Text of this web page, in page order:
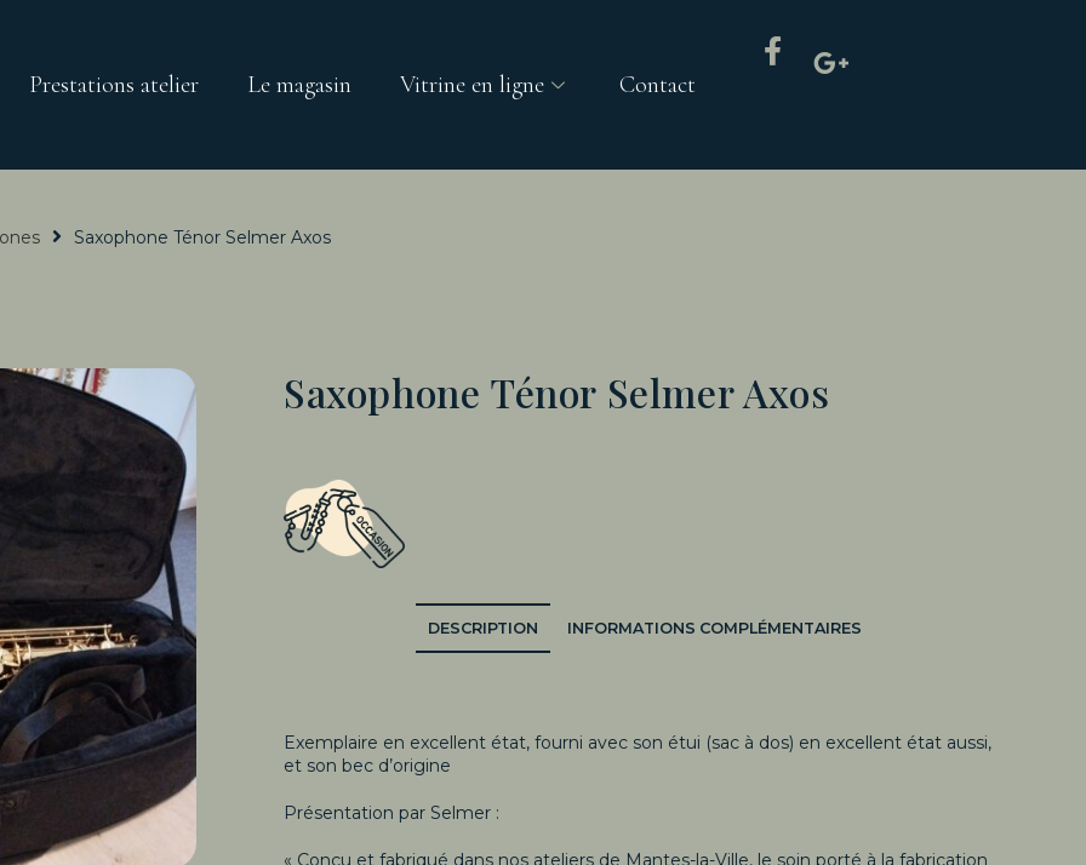
Prestations atelier Le magasin Vitrine en ligne Contact
Saxophone Ténor Selmer Axos
Saxophone Ténor Selmer Axos
DESCRIPTION INFORMATIONS COMPLÉMENTAIRES
Exemplaire en excellent état, fourni avec son étui (sac à dos) en excellent état aussi,
et son bec d’origine
Présentation par Selmer :
« Conçu et fabriqué dans nos ateliers de Mantes-la-Ville, le soin porté à la fabrication